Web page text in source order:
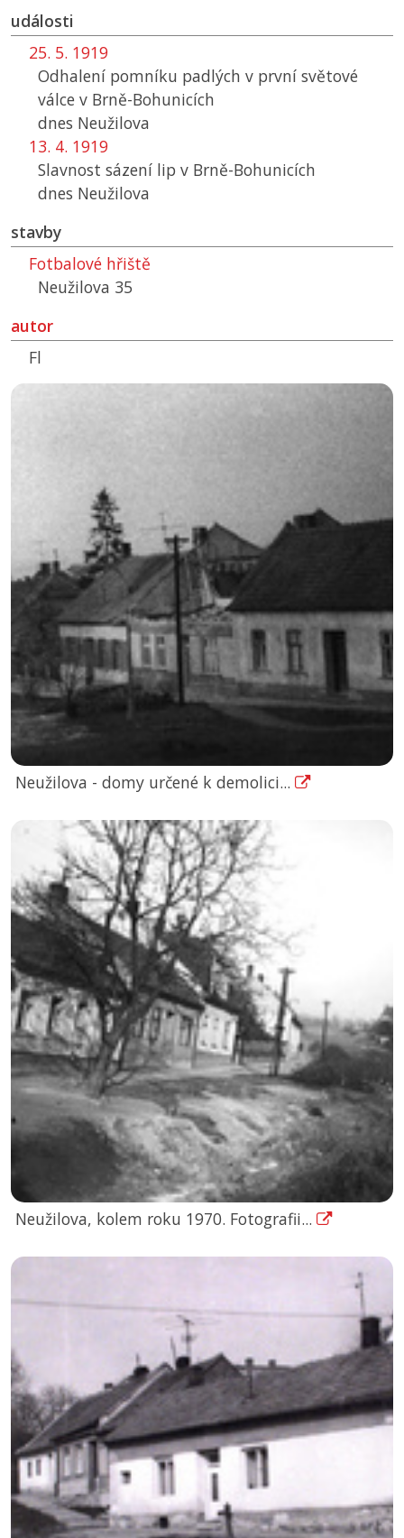
události
25. 5. 1919
Odhalení pomníku padlých v první světové
válce v Brně-Bohunicích
dnes Neužilova
13. 4. 1919
Slavnost sázení lip v Brně-Bohunicích
dnes Neužilova
stavby
Fotbalové hřiště
Neužilova 35
autor
Fl
Neužilova - domy určené k demolici...
Neužilova, kolem roku 1970. Fotografii...